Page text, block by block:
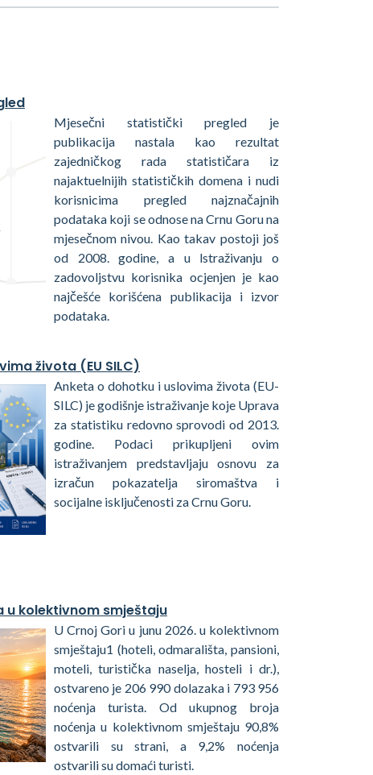
Mjesečni statistički pregled je
publikacija nastala kao rezultat
zajedničkog rada statističara iz
najaktuelnijih statističkih domena i nudi
korisnicima pregled najznačajnih
podataka koji se odnose na Crnu Goru na
mjesečnom nivou. Kao takav postoji još
od 2008. godine, a u lstraživanju o
zadovoljstvu korisnika ocjenjen je kao
najčešće korišćena publikacija i izvor
podataka.
života (EU SILC)
Anketa o dohotku i uslovima života (EU-
SILC) je godišnje istraživanje koje Uprava
za statistiku redovno sprovodi od 2013.
godine. Podaci prikupljeni ovim
istraživanjem predstavljaju osnovu za
izračun pokazatelja siromaštva i
socijalne isključenosti za Crnu Goru.
u kolektivnom smještaju
U Crnoj Gori u junu 2026. u kolektivnom
smještaju1 (hoteli, odmarališta, pansioni,
moteli, turistička naselja, hosteli i dr.),
ostvareno je 206 990 dolazaka i 793 956
noćenja turista. Od ukupnog broja
noćenja u kolektivnom smještaju 90,8%
ostvarili su strani, a 9,2% noćenja
ostvarili su domaći turisti.